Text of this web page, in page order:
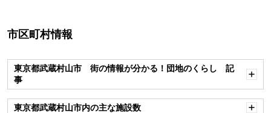
市区町村情報
東京都武蔵村山市 街の情報が分かる！団地のくらし 記
事
く
東京都武蔵村山市内の主な施設数